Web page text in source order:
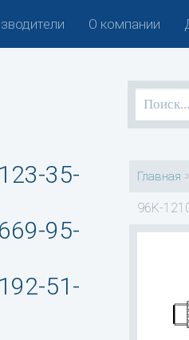
О компании
123-35-
669-95-
192-51-
Главная
96K-